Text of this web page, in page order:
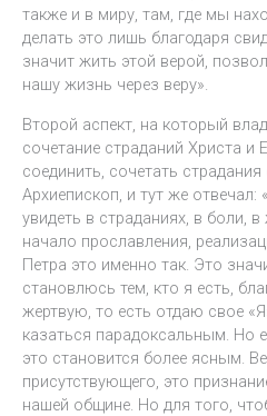
также и в миру, там, где мы
делать это лишь благодаря
значит жить этой верой,
нашу жизнь через веру».
Второй аспект, на который
сочетание страданий Христа и
соединить, сочетать
Архиепископ, и тут же
увидеть в страданиях, в боли,
начало прославления,
Петра это именно так. Это
становлюсь тем, кто я есть,
жертвую, то есть отдаю свое
казаться парадоксальным. Но
это становится более ясным.
присутствующего, это
нашей общине. Но для того,